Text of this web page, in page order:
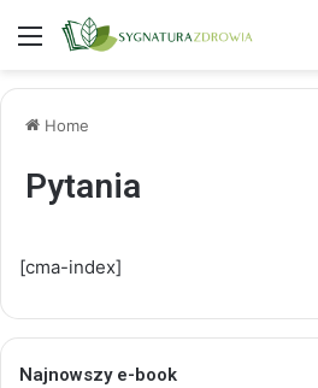
Menu
Home
Pytania
[cma-index]
Najnowszy e-book